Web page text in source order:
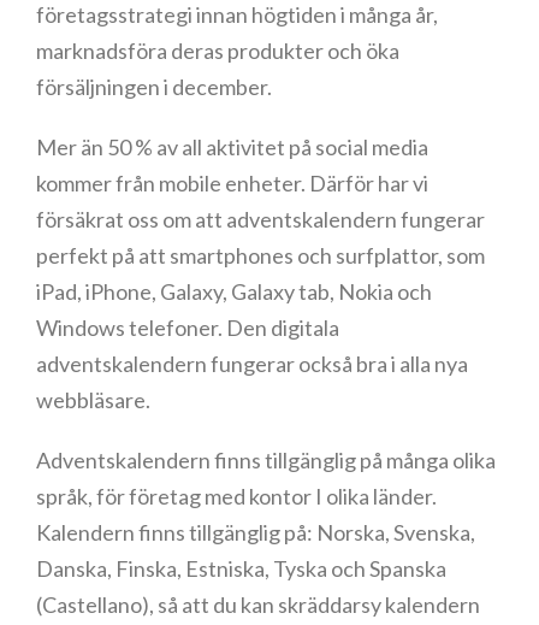
företagsstrategi innan högtiden i många år,
marknadsföra deras produkter och öka
försäljningen i december.
Mer än 50 % av all aktivitet på social media
kommer från mobile enheter. Därför har vi
försäkrat oss om att adventskalendern fungerar
perfekt på att smartphones och surfplattor, som
iPad, iPhone, Galaxy, Galaxy tab, Nokia och
Windows telefoner. Den digitala
adventskalendern fungerar också bra i alla nya
webbläsare.
Adventskalendern finns tillgänglig på många olika
språk, för företag med kontor I olika länder.
Kalendern finns tillgänglig på: Norska, Svenska,
Danska, Finska, Estniska, Tyska och Spanska
(Castellano), så att du kan skräddarsy kalendern